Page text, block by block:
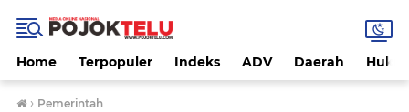
Home Terpopuler Indeks ADV Daerah
› Pemerintah